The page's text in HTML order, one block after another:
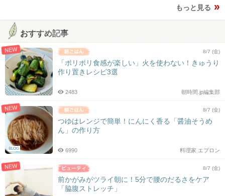
もっと見る
おすすめ記事
NEW 8/7 (金)
「ポリポリ食感が楽しい」火を使わない！きゅうり
作り置きレシピ3選
朝時間.jp編集部
2483
NEW
BLOG
8/7 (金)
つゆはレンジで簡単！にんにく香る「醤油そうめ
ん」の作り方
料理家 エプロン
6990
NEW 8/7 (金)
前かがみがツライ朝に！5分で腰のだるさをケア
「脇腹ストレッチ」